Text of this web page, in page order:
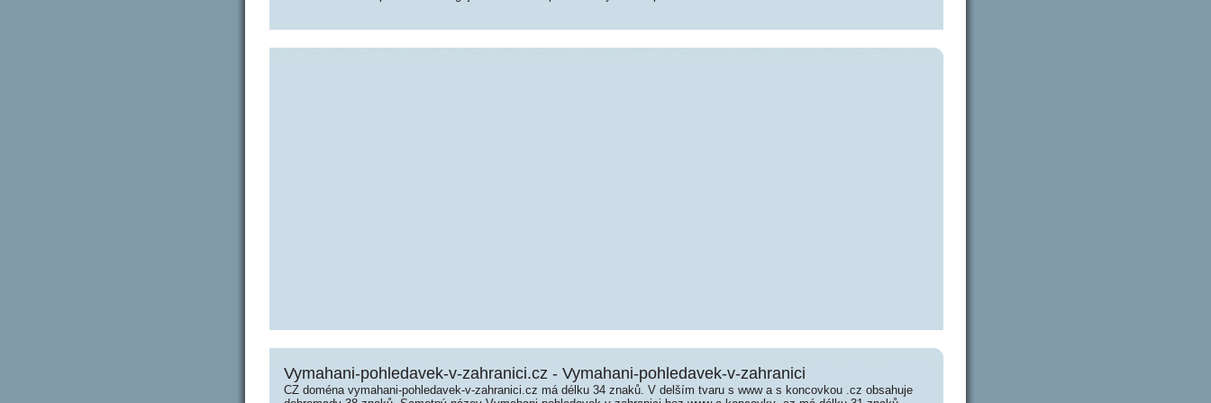
Vymahani-pohledavek-v-zahranici.cz - Vymahani-pohledavek-v-zahranici
CZ doména vymahani-pohledavek-v-zahranici.cz má délku 34 znaků. V delším tvaru s www a s koncovkou .cz obsahuje